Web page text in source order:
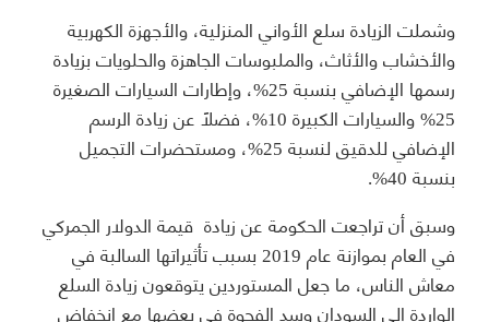
وشملت الزيادة سلع الأواني المنزلية، والأجهزة الكهربية
والأخشاب والأثاث، والملبوسات الجاهزة والحلويات بزيادة
رسمها الإضافي بنسبة 25%، وإطارات السيارات الصغيرة
25% والسيارات الكبيرة 10%، فضلاً عن زيادة الرسم
الإضافي للدقيق لنسبة 25%، ومستحضرات التجميل
بنسبة 40%.
وسبق أن تراجعت الحكومة عن زيادة قيمة الدولار الجمركي
في العام بموازنة عام 2019 بسبب تأثيراتها السالبة في
معاش الناس، ما جعل المستوردين يتوقعون زيادة السلع
الواردة إلى السودان وسد الفجوة في بعضها مع انخفاض